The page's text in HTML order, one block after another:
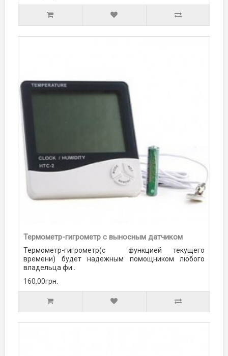
Термометр-гигрометр с выносным датчиком
Термометр-гигрометр(с функцией текущего
времени) будет надежным помощником любого
владельца фи..
160,00грн.